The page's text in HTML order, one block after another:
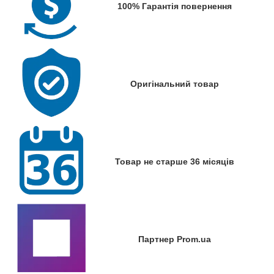
100% Гарантія повернення
Оригінальний товар
Товар не старше 36 місяців
Партнер Prom.ua